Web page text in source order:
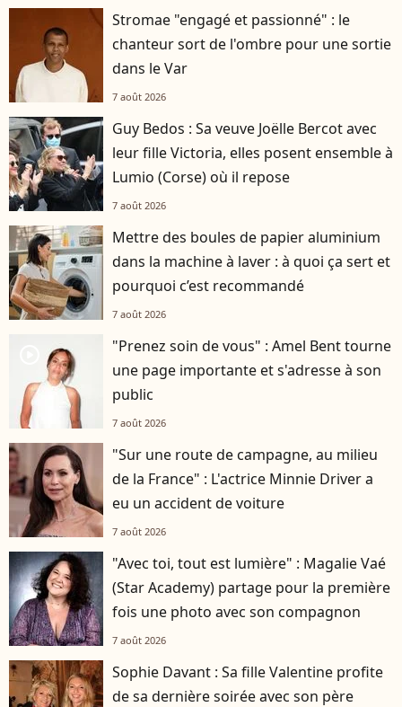
Stromae "engagé et passionné" : le
chanteur sort de l'ombre pour une sortie
dans le Var
7 août 2026
Guy Bedos : Sa veuve Joëlle Bercot avec
leur fille Victoria, elles posent ensemble à
Lumio (Corse) où il repose
7 août 2026
Mettre des boules de papier aluminium
dans la machine à laver : à quoi ça sert et
pourquoi c’est recommandé
7 août 2026
"Prenez soin de vous" : Amel Bent tourne
une page importante et s'adresse à son
public
7 août 2026
"Sur une route de campagne, au milieu
de la France" : L'actrice Minnie Driver a
eu un accident de voiture
7 août 2026
"Avec toi, tout est lumière" : Magalie Vaé
(Star Academy) partage pour la première
fois une photo avec son compagnon
7 août 2026
Sophie Davant : Sa fille Valentine profite
de sa dernière soirée avec son père